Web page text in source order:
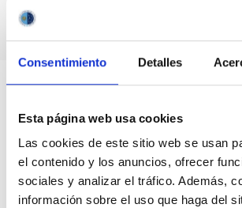
Consentimiento Detalles
Esta página web usa cookies
Las cookies de este sitio web se usan
el contenido y los anuncios, ofrecer
sociales y analizar el tráfico. Además,
información sobre el uso que haga del